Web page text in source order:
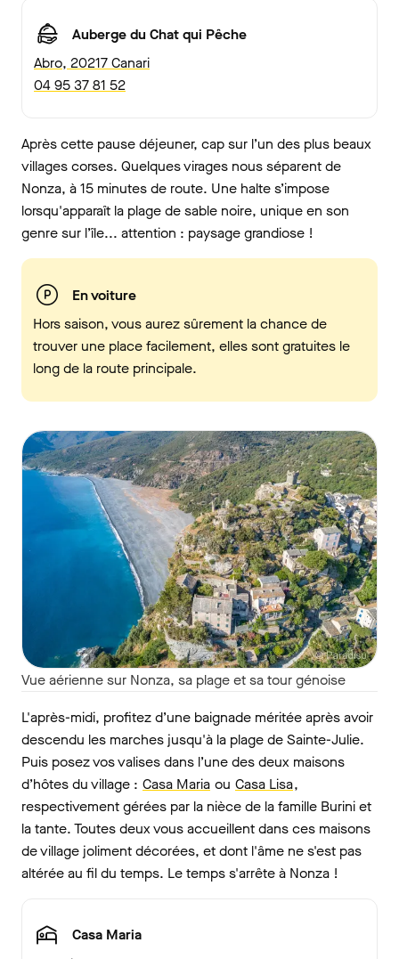
Auberge du Chat qui Pêche
Abro, 20217 Canari
04 95 37 81 52
Après cette pause déjeuner, cap sur l’un des plus beaux
villages corses. Quelques virages nous séparent de
Nonza, à 15 minutes de route. Une halte s’impose
lorsqu'apparaît la plage de sable noire, unique en son
genre sur l’île... attention : paysage grandiose !
En voiture
Hors saison, vous aurez sûrement la chance de
trouver une place facilement, elles sont gratuites le
long de la route principale.
Vue aérienne sur Nonza, sa plage et sa tour génoise
L'après-midi, profitez d’une baignade méritée après avoir
descendu les marches jusqu'à la plage de Sainte-Julie.
Puis posez vos valises dans l’une des deux maisons
d’hôtes du village : Casa Maria ou Casa Lisa,
respectivement gérées par la nièce de la famille Burini et
la tante. Toutes deux vous accueillent dans ces maisons
de village joliment décorées, et dont l'âme ne s'est pas
altérée au fil du temps. Le temps s'arrête à Nonza !
Casa Maria